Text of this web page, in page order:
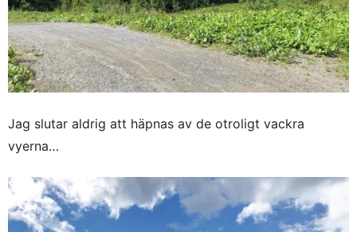
Jag slutar aldrig att häpnas av de otroligt vackra
vyerna…